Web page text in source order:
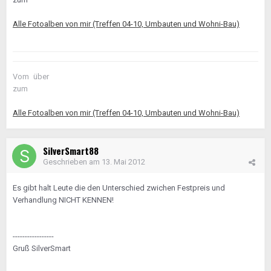
Alle Fotoalben von mir (Treffen 04-10, Umbauten und Wohni-Bau)
Vom über
zum
Alle Fotoalben von mir (Treffen 04-10, Umbauten und Wohni-Bau)
SilverSmart88
Geschrieben am 13. Mai 2012
Es gibt halt Leute die den Unterschied zwichen Festpreis und
Verhandlung NICHT KENNEN!
-----------------
Gruß SilverSmart